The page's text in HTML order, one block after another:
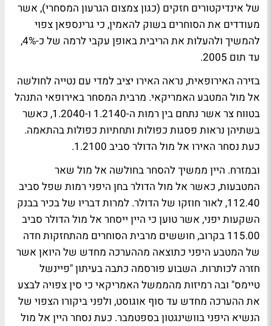
של אינדיקטורים חזקים (כגון צמצום הגרעון המסחרי), אשר
מעודדים את הסוחרים בשוק להאמין, כי גרינספאן צפוי
להמשיך ולהעלות את הריבית באופן עקבי לרמה של כ-4%,
עד תום 2005.
בזירה האירופאית, נראה האירו יציב למדי עם נטייה לחולשה
אל מול המטבע האמריקאי. מרבית המסחר באירופאי התנהל
בטווח צר אשר נתחם בין רמות ה-1.2140 ו-1.2040, כאשר
בשתיהן נראות פסגות כפולות ותחתיות כפולות בהתאמה.
כעת נסחר האירו אל מול הדולר סביב 1.2100.
ובמזרח. היין ממשיך להסחר בחולשה אל מול שאר
המטבעות, כאשר אל מול הדולר בחן היפני רמות שפל סביב
112.40, לאור חוזקו של הדולר. למרות דבריו של בכיר בבנק
השקעות יפני, אשר טוען כי היין ייסחר אל מול הדולר סביב
115.00 בקרוב, חוששים מרבית הסוחרים מהתחזקות חדה
של המטבע היפני כתוצאה מההערכה מחדש של היואן אשר
חזרה לכותרות. השבוע פורסמה כתבה בעיתון "פיינשל
טיימס" ובה רמיזות מהממשל האמריקאי כי סין צפויה לבצע
את ההערכה מחדש עד סוף אוגוסט, ולפני ביקורו הצפוי של
הנשיא היפני בוושינגטון בספטמבר. כעת נסחר היין אל מול